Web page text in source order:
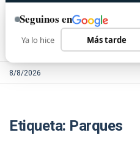
8/8/2026
Etiqueta: Parques
Seguinos en
Ya lo hice Más tarde